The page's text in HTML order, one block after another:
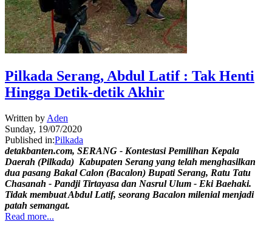
Pilkada Serang, Abdul Latif : Tak Henti
Hingga Detik-detik Akhir
Written by Aden
Sunday, 19/07/2020
Published in:Pilkada
detakbanten.com, SERANG - Kontestasi Pemilihan Kepala
Daerah (Pilkada) Kabupaten Serang yang telah menghasilkan
dua pasang Bakal Calon (Bacalon) Bupati Serang, Ratu Tatu
Chasanah - Pandji Tirtayasa dan Nasrul Ulum - Eki Baehaki.
Tidak membuat Abdul Latif, seorang Bacalon milenial menjadi
patah semangat.
Read more...